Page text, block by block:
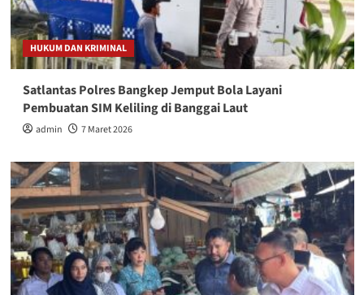
HUKUM DAN KRIMINAL
Satlantas Polres Bangkep Jemput Bola Layani
Pembuatan SIM Keliling di Banggai Laut
admin 7 Maret 2026